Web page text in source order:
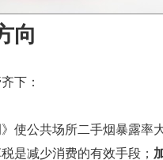
向
下：
使公共场所二手烟暴露率
是减少消费的有效手段；